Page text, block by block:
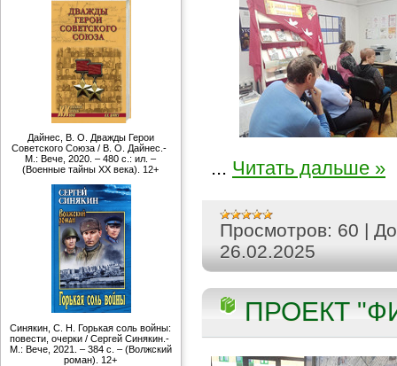
Дайнес, В. О. Дважды Герои
Советского Союза / В. О. Дайнес.-
М.: Вече, 2020. – 480 с.: ил. –
(Военные тайны ХХ века). 12+
Синякин, С. Н. Горькая соль войны:
повести, очерки / Сергей Синякин.-
М.: Вече, 2021. – 384 с. – (Волжский
роман). 12+
... Читать дальше »
Просмотров: 60 |
26.02.2025
ПРОЕКТ